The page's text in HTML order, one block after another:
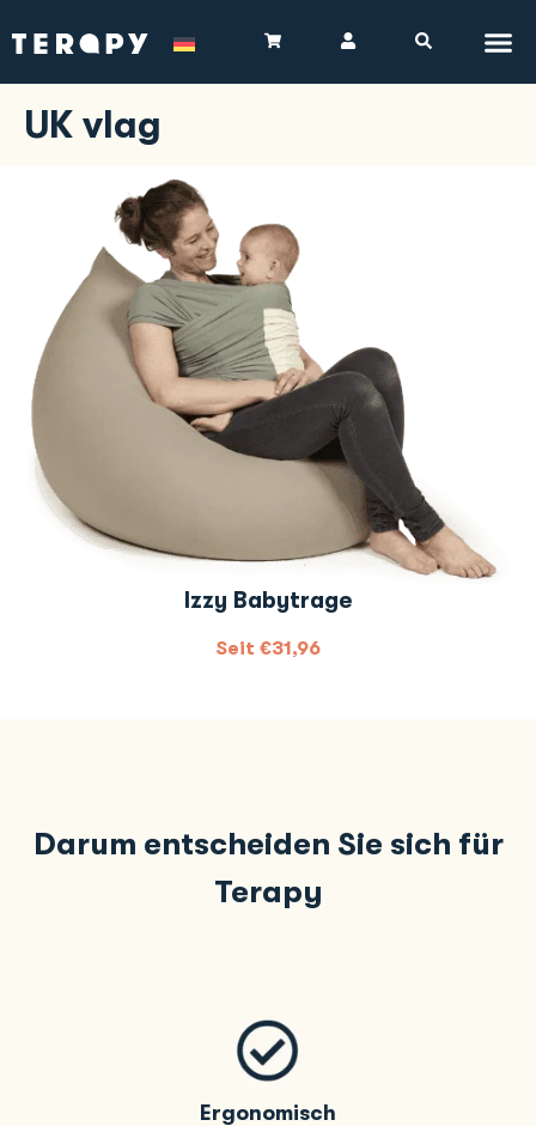
UK vlag
Izzy Babytrage
Seit €31,96
Darum entscheiden Sie sich für
Terapy
Ergonomisch